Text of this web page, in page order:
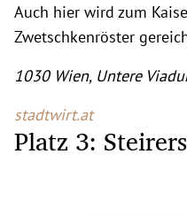
Auch hier wird zum
Zwetschkenröster
1030 Wien, Untere
stadtwirt.at
Platz 3: